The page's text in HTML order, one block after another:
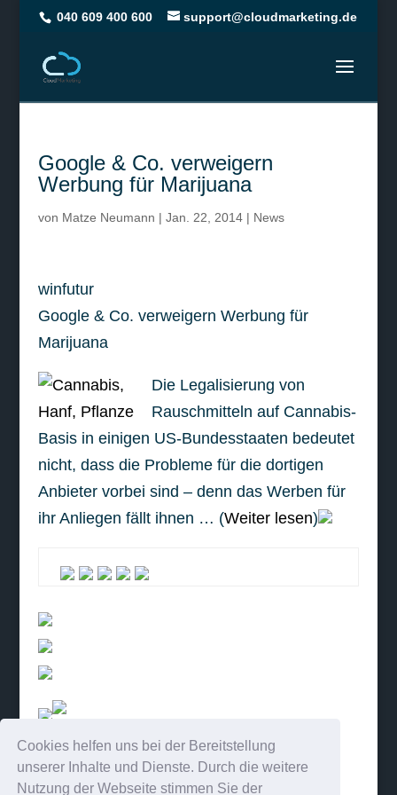
Cookies helfen uns bei der Bereitstellung
unserer Inhalte und Dienste. Durch die weitere
Nutzung der Webseite stimmen Sie der
040 609 400 600 support@cloudmarketing.de
Google & Co. verweigern
Werbung für Marijuana
von Matze Neumann | Jan. 22, 2014| News
winfutur
Google & Co. verweigern Werbung für
Marijuana
Die Legalisierung von
Rauschmitteln auf Cannabis-
Basis in einigen US-Bundesstaaten bedeutet
nicht, dass die Probleme für die dortigen
Anbieter vorbei sind – denn das Werben für
ihr Anliegen fällt ihnen … (Weiter lesen)
weiterlesen